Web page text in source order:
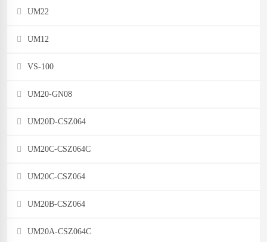
UM22
UM12
VS-100
UM20-GN08
UM20D-CSZ064
UM20C-CSZ064C
UM20C-CSZ064
UM20B-CSZ064
UM20A-CSZ064C